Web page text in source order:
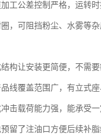
工公差控制严格，运转
，可阻挡粉尘、水雾等
构让安装更简便，不需
线覆盖范围广，有立式
击载荷能力强，能承受
留了注油口方便后续补